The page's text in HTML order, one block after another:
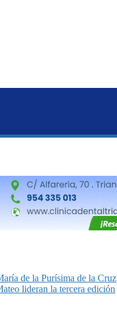
de la Purísima de la Cruz
lideran la tercera edición